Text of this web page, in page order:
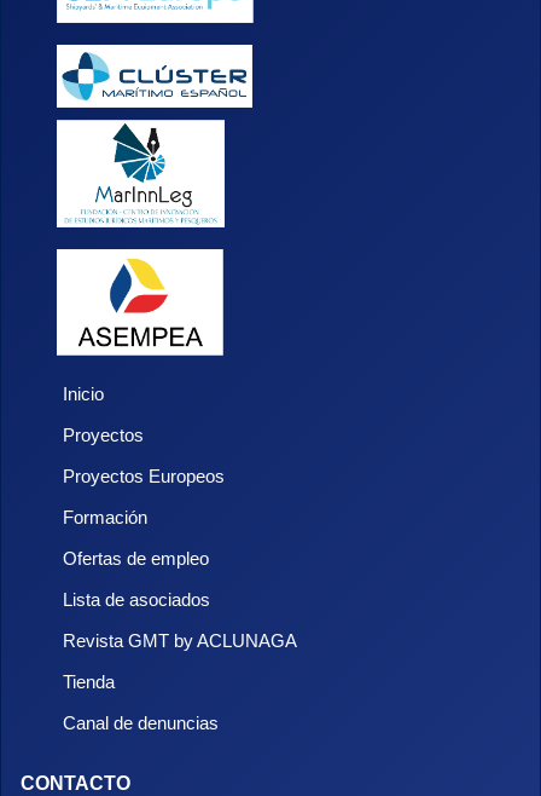
Inicio
Proyectos
Proyectos Europeos
Formación
Ofertas de empleo
Lista de asociados
Revista GMT by ACLUNAGA
Tienda
Canal de denuncias
CONTACTO